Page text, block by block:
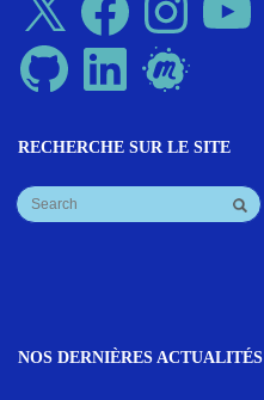
GitHub LinkedIn Meetup
RECHERCHE SUR LE SITE
NOS DERNIÈRES ACTUALITÉS